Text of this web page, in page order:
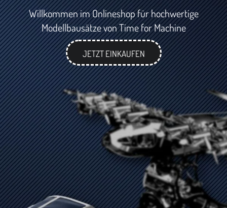
Willkommen im Onlineshop für hochwertige
Modellbausätze von Time for Machine
JETZT EINKAUFEN